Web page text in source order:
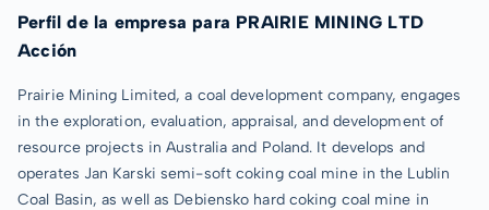
Perfil de la empresa para PRAIRIE MINING LTD
Acción
Prairie Mining Limited, a coal development company, engages
in the exploration, evaluation, appraisal, and development of
resource projects in Australia and Poland. It develops and
operates Jan Karski semi-soft coking coal mine in the Lublin
Coal Basin, as well as Debiensko hard coking coal mine in